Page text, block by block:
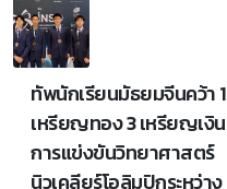
ทัพนักเรียนมัธยมจีนคว้า 1
เหรียญทอง 3 เหรียญเงิน
การแข่งขันวิทยาศาสตร์
นิวเคลียร์โอลิมปิกระหว่าง